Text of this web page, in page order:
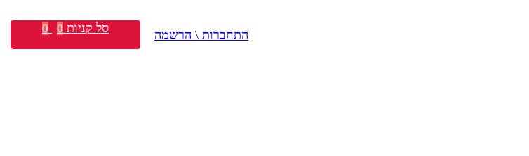
התחברות \ הרשמה סל קניות 0
0